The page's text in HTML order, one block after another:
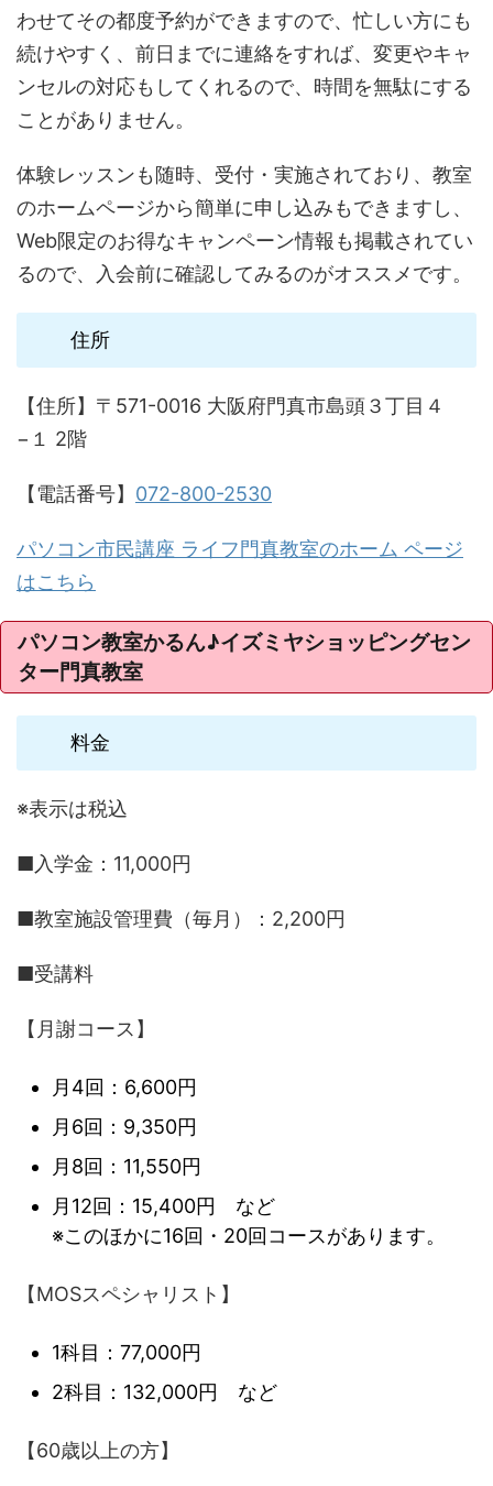
わせてその都度予約ができますので、忙しい方にも
続けやすく、前日までに連絡をすれば、変更やキャ
ンセルの対応もしてくれるので、時間を無駄にする
ことがありません。
体験レッスンも随時、受付・実施されており、教室
のホームページから簡単に申し込みもできますし、
Web限定のお得なキャンペーン情報も掲載されてい
るので、入会前に確認してみるのがオススメです。
住所
【住所】〒571-0016 大阪府門真市島頭３丁目４
−１ 2階
【電話番号】 072-800-2530
パソコン市民講座 ライフ門真教室のホーム ページ
はこちら
パソコン教室かるん♪イズミヤショッピングセン
ター門真教室
料金
※表示は税込
■入学金：11,000円
■教室施設管理費（毎月）：2,200円
■受講料
【月謝コース】
月4回：6,600円
月6回：9,350円
月8回：11,550円
月12回：15,400円 など
※このほかに16回・20回コースがあります。
【MOSスペシャリスト】
1科目：77,000円
2科目：132,000円 など
【60歳以上の方】